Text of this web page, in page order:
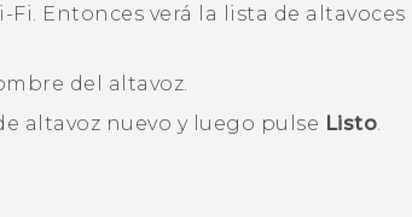
Fi. Entonces verá la lista de altavoces
del altavoz.
altavoz nuevo y luego pulse Listo.